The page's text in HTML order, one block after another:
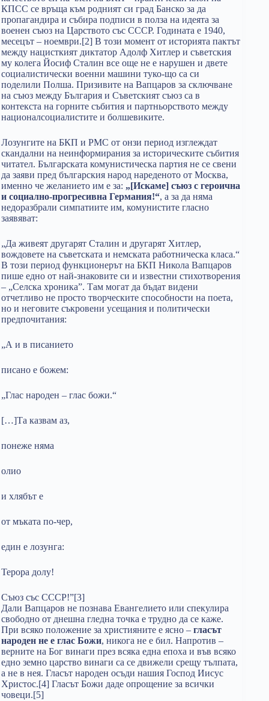
КПСС се връща към родният си град Банско за да
пропагандира и събира подписи в полза на идеята за
военен съюз на Царството със СССР. Годината е 1940,
месецът – ноември.[2] В този момент от историята пактът
между нацисткият диктатор Адолф Хитлер и съветския
му колега Йосиф Сталин все още не е нарушен и двете
социалистически военни машини туко-що са си
поделили Полша. Призивите на Вапцаров за сключване
на съюз между България и Съветският съюз са в
контекста на горните събития и партньорството между
националсоциалистите и болшевиките.
Лозунгите на БКП и РМС от онзи период изглеждат
скандални на неинформирания за историческите събития
читател. Българската комунистическа партия не се свени
да заяви пред българския народ нареденото от Москва,
именно че желанието им е зa: „[Искаме] съюз с героична
и социално-прогресивна Германия!“, а за да няма
недоразбрали симпатиите им, комунистите гласно
заявяват:
„Да живеят другарят Сталин и другарят Хитлер,
вождовете на съветската и немската работническа класа.“
В този период функционерът на БКП Никола Вапцаров
пише едно от най-знаковите си и известни стихотворения
– „Селска хроника”. Там могат да бъдат видени
отчетливо не просто творческите способности на поета,
но и неговите съкровени усещания и политически
предпочитания:
„А и в писанието
писано е божем:
„Глас народен – глас божи.“
[…]Та казвам аз,
понеже няма
олио
и хлябът е
от мъката по-чер,
един е лозунга:
Терора долу!
Съюз със СССР!”[3]
Дали Вапцаров не познава Евангелието или спекулира
свободно от днешна гледна точка е трудно да се каже.
При всяко положение за християните е ясно – гласът
народен не е глас Божи, никога не е бил. Напротив –
верните на Бог винаги през всяка една епоха и във всяко
едно земно царство винаги са се движели срещу тълпата,
а не в нея. Гласът народен осъди нашия Господ Иисус
Христос.[4] Гласът Божи даде опрощение за всички
човеци.[5]